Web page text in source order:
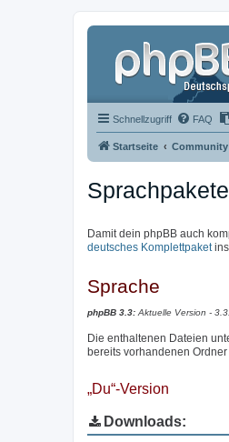
Schnellzugriff FAQ
Startseite Community
Sprachpakete
Damit dein phpBB auch
deutsches Komplettpaket
Sprache
phpBB 3.3:Aktuelle Version -
Die enthaltenen Dateien
bereits vorhandenen Ordner
„Du“-Version
Downloads: